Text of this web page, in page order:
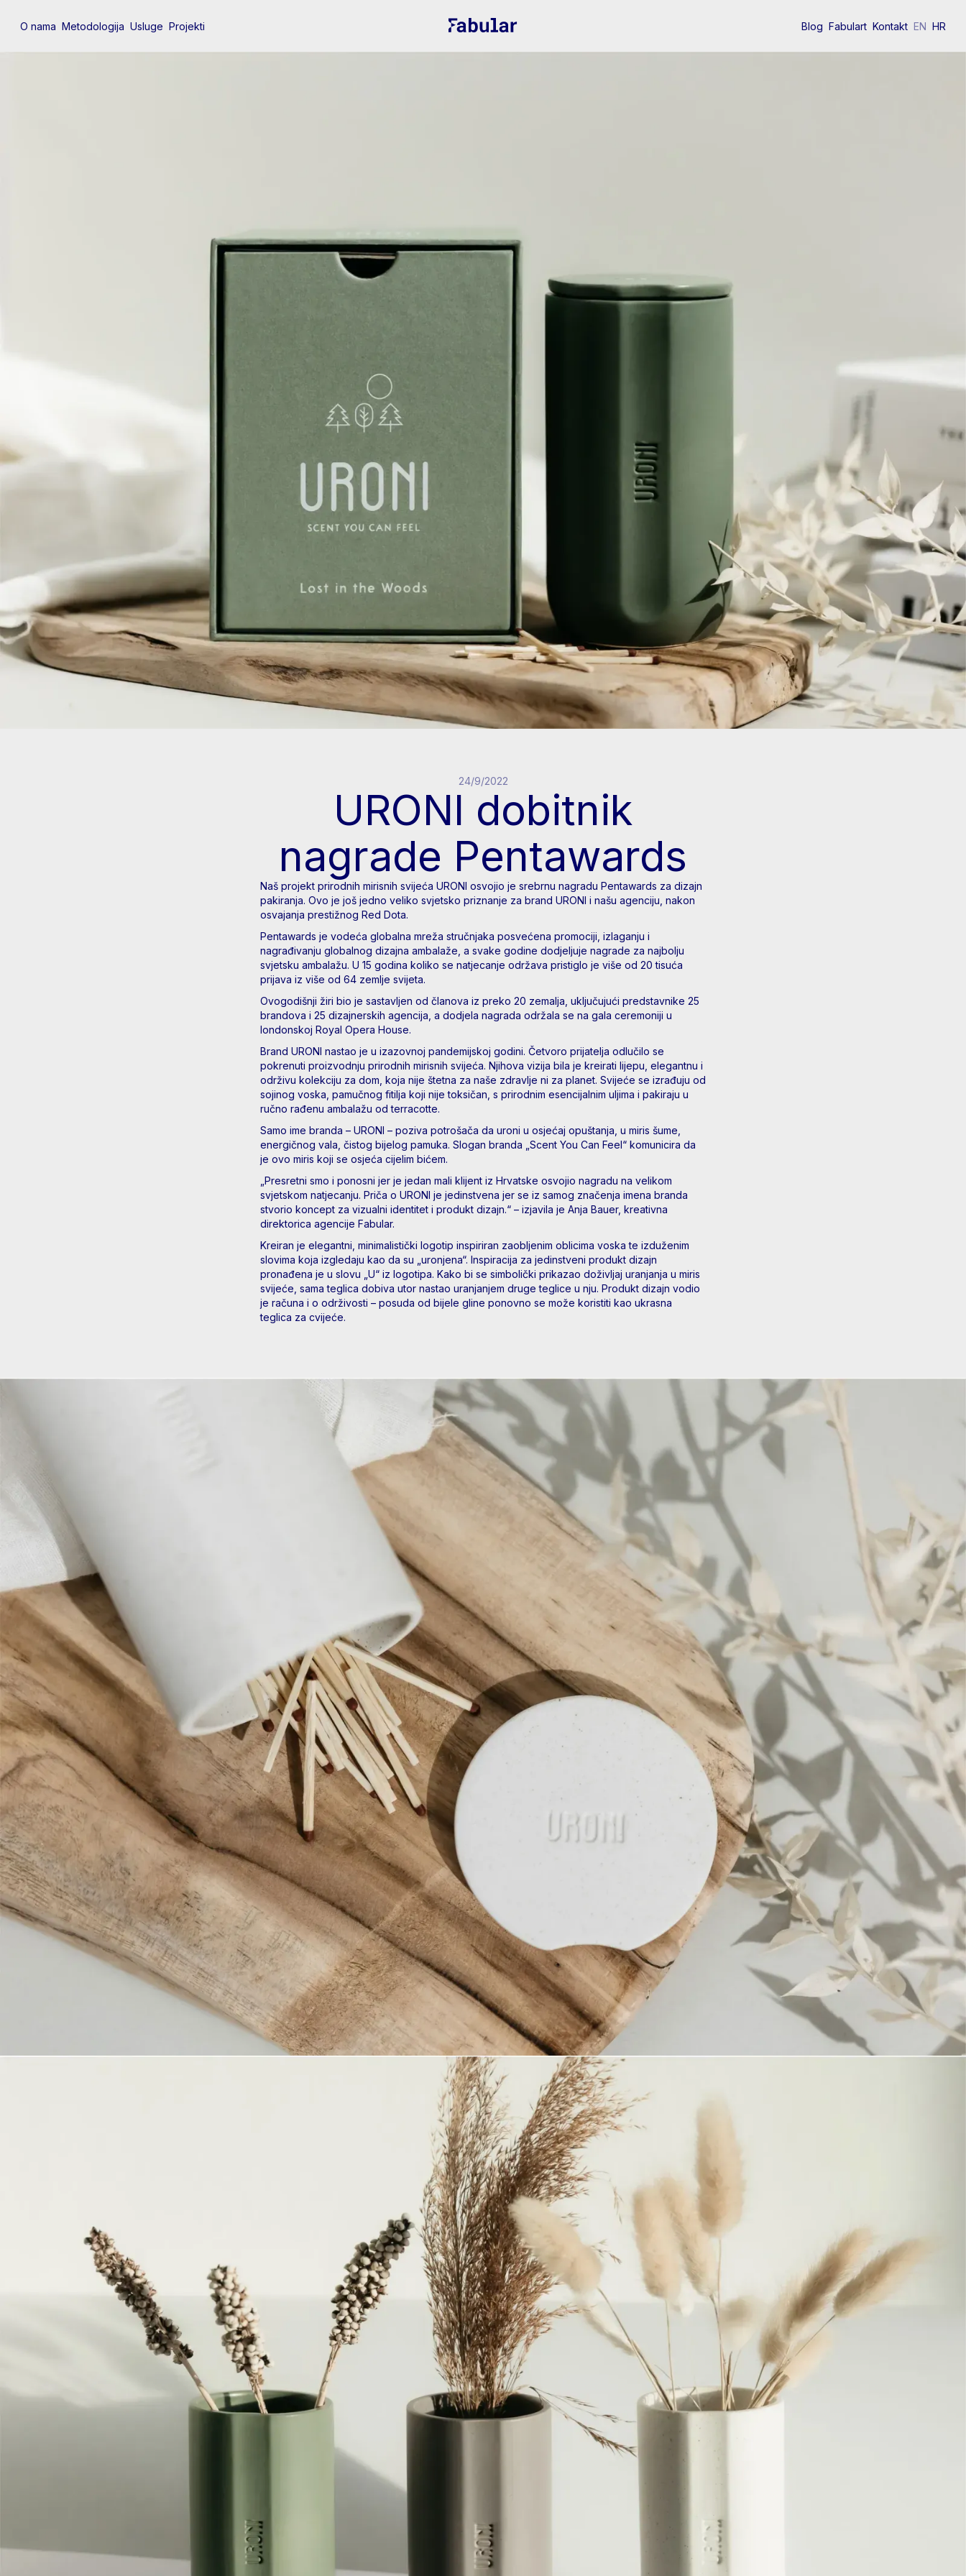
O nama Metodologija Usluge Projekti Blog Fabulart Kontakt EN HR
24/9/2022
URONI dobitnik
nagrade Pentawards
Naš projekt prirodnih mirisnih svijeća URONI osvojio je srebrnu nagradu Pentawards za dizajn
pakiranja. Ovo je još jedno veliko svjetsko priznanje za brand URONI i našu agenciju, nakon
osvajanja prestižnog Red Dota.
Pentawards je vodeća globalna mreža stručnjaka posvećena promociji, izlaganju i
nagrađivanju globalnog dizajna ambalaže, a svake godine dodjeljuje nagrade za najbolju
svjetsku ambalažu. U 15 godina koliko se natjecanje održava pristiglo je više od 20 tisuća
prijava iz više od 64 zemlje svijeta.
Ovogodišnji žiri bio je sastavljen od članova iz preko 20 zemalja, uključujući predstavnike 25
brandova i 25 dizajnerskih agencija, a dodjela nagrada održala se na gala ceremoniji u
londonskoj Royal Opera House.
Brand URONI nastao je u izazovnoj pandemijskoj godini. Četvoro prijatelja odlučilo se
pokrenuti proizvodnju prirodnih mirisnih svijeća. Njihova vizija bila je kreirati lijepu, elegantnu i
održivu kolekciju za dom, koja nije štetna za naše zdravlje ni za planet. Svijeće se izrađuju od
sojinog voska, pamučnog fitilja koji nije toksičan, s prirodnim esencijalnim uljima i pakiraju u
ručno rađenu ambalažu od terracotte.
Samo ime branda – URONI – poziva potrošača da uroni u osjećaj opuštanja, u miris šume,
energičnog vala, čistog bijelog pamuka. Slogan branda „Scent You Can Feel“ komunicira da
je ovo miris koji se osjeća cijelim bićem.
„Presretni smo i ponosni jer je jedan mali klijent iz Hrvatske osvojio nagradu na velikom
svjetskom natjecanju. Priča o URONI je jedinstvena jer se iz samog značenja imena branda
stvorio koncept za vizualni identitet i produkt dizajn.“ – izjavila je Anja Bauer, kreativna
direktorica agencije Fabular.
Kreiran je elegantni, minimalistički logotip inspiriran zaobljenim oblicima voska te izduženim
slovima koja izgledaju kao da su „uronjena“. Inspiracija za jedinstveni produkt dizajn
pronađena je u slovu „U“ iz logotipa. Kako bi se simbolički prikazao doživljaj uranjanja u miris
svijeće, sama teglica dobiva utor nastao uranjanjem druge teglice u nju. Produkt dizajn vodio
je računa i o održivosti – posuda od bijele gline ponovno se može koristiti kao ukrasna
teglica za cvijeće.